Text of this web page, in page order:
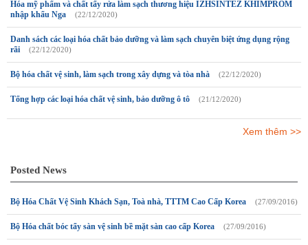
Hóa mỹ phẩm và chất tẩy rửa làm sạch thương hiệu IZHSINTEZ KHIMPROM
nhập khẩu Nga
(22/12/2020)
Danh sách các loại hóa chất bảo dưỡng và làm sạch chuyên biệt ứng dụng rộng
rãi
(22/12/2020)
Bộ hóa chất vệ sinh, làm sạch trong xây dựng và tòa nhà (22/12/2020)
Tổng hợp các loại hóa chất vệ sinh, bảo dưỡng ô tô (21/12/2020)
Xem thêm >>
Posted News
Bộ Hóa Chất Vệ Sinh Khách Sạn, Toà nhà, TTTM Cao Cấp Korea (27/09/2016)
Bộ Hóa chất bóc tẩy sàn vệ sinh bề mặt sàn cao cấp Korea (27/09/2016)